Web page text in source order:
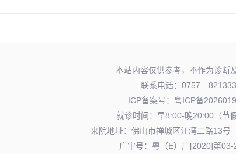
本站内容仅供参考，不作为诊断
联系电话：
ICP备案号： 粤ICP备
就诊时间：早8:00-晚20:00（节
来院地址：佛山市禅城区江湾二路13号
广审号：粤（E）广[2020]第03-